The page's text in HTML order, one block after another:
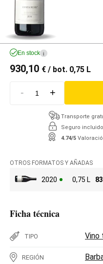
En stock i
930,10 € / bot. 0,75 L
- +
Transporte
Seguro
4.74/5
OTROS FORMATOS Y AÑADAS
2020 0,75 L
Ficha técnica
TIPO Vino
REGIÓN